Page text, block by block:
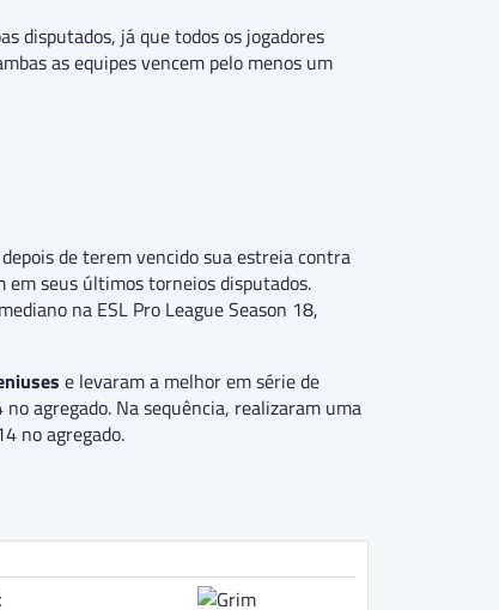
disputados, já que todos os jogadores
as equipes vencem pelo menos um
depois de terem vencido sua estreia contra
seus últimos torneios disputados.
na ESL Pro League Season 18,
e levaram a melhor em série de
agregado. Na sequência, realizaram uma
no agregado.